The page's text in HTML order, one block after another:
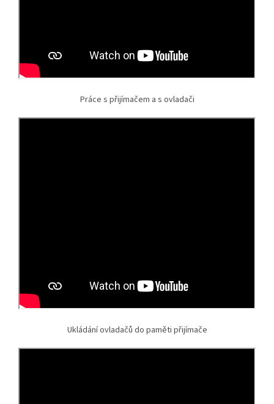
Práce s přijímačem a s ovladači
Ukládání ovladačů do paměti přijímače